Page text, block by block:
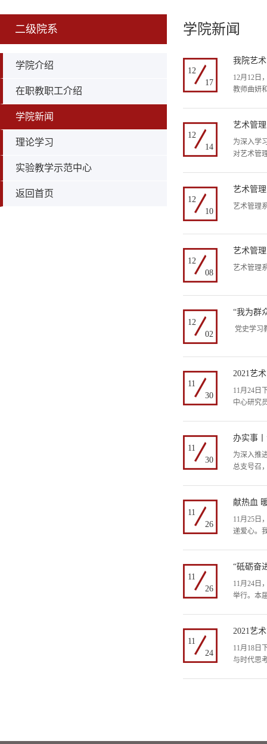
二级院系
学院介绍
在职教职工介绍
学院新闻
理论学习
实验教学示范中心
返回首页
学院新闻
12
17
我院艺
12月12日
教师曲妍
12
14
艺术管
为深入学
对艺术管
12
10
艺术管
艺术管理
12
08
艺术管
艺术管理
12
02
“我为群
党史学习
11
30
2021艺
11月24日
中心研究
11
30
办实事
为深入推
总支号召
11
26
献热血
11月25日
递爱心。
11
26
“砥砺奋
11月24日
举行。本
11
24
2021艺
11月18日
与时代思